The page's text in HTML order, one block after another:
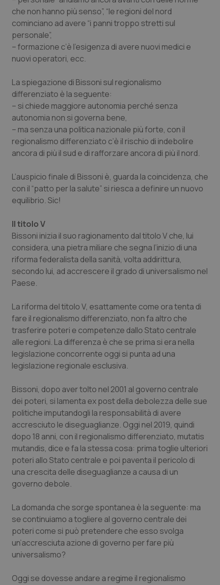
che non hanno più senso”, “le regioni del nord
cominciano ad avere “i panni troppo stretti sul
personale”,
– formazione c’è l’esigenza di avere nuovi medici e
nuovi operatori, ecc.
La spiegazione di Bissoni sul regionalismo
differenziato è la seguente:
– si chiede maggiore autonomia perché senza
autonomia non si governa bene,
– ma senza una politica nazionale più forte, con il
regionalismo differenziato c’è il rischio di indebolire
ancora di più il sud e di rafforzare ancora di più il nord.
L’auspicio finale di Bissoni è, guarda la coincidenza, che
con il “patto per la salute” si riesca a definire un nuovo
equilibrio. Sic!
Il titolo V
Bissoni inizia il suo ragionamento dal titolo V che, lui
considera, una pietra miliare che segna l’inizio di una
riforma federalista della sanità, volta addirittura,
secondo lui, ad accrescere il grado di universalismo nel
Paese.
La riforma del titolo V, esattamente come ora tenta di
fare il regionalismo differenziato, non fa altro che
trasferire poteri e competenze dallo Stato centrale
alle regioni. La differenza è che se prima si era nella
legislazione concorrente oggi si punta ad una
legislazione regionale esclusiva.
Bissoni, dopo aver tolto nel 2001 al governo centrale
dei poteri, si lamenta ex postdella debolezza delle sue
politiche imputandogli la responsabilità di avere
accresciuto le diseguaglianze. Oggi nel 2019, quindi
dopo 18 anni, con il regionalismo differenziato, mutatis
mutandis, dice e fa la stessa cosa: prima toglie ulteriori
poteri allo Stato centrale e poi paventa il pericolo di
una crescita delle diseguaglianze a causa di un
governo debole.
La domanda che sorge spontanea è la seguente: ma
se continuiamo a togliere al governo centrale dei
poteri come si può pretendere che esso svolga
un’accresciuta azione di governo per fare più
universalismo?
Oggi se dovesse andare a regime il regionalismo